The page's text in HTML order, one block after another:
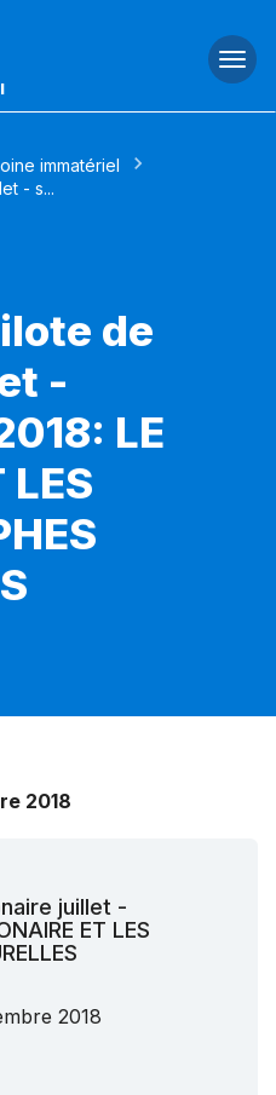
immatériel
- s...
de
-
LE
LES
2018
juillet -
ET LES
2018